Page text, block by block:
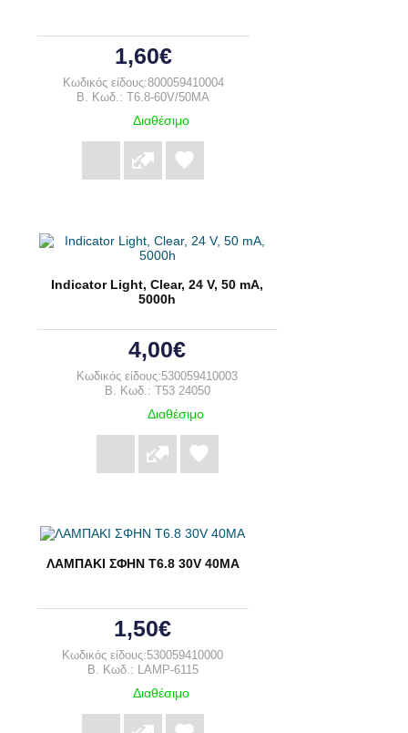
1,60€
Κωδικός είδους:800059410004
B. Κωδ.: T6.8-60V/50MA
Διαθέσιμο
Indicator Light, Clear, 24 V, 50 mA,
5000h
4,00€
Κωδικός είδους:530059410003
B. Κωδ.: T53 24050
Διαθέσιμο
ΛΑΜΠΑΚΙ ΣΦΗΝ T6.8 30V 40MA
1,50€
Κωδικός είδους:530059410000
B. Κωδ.: LAMP-6115
Διαθέσιμο